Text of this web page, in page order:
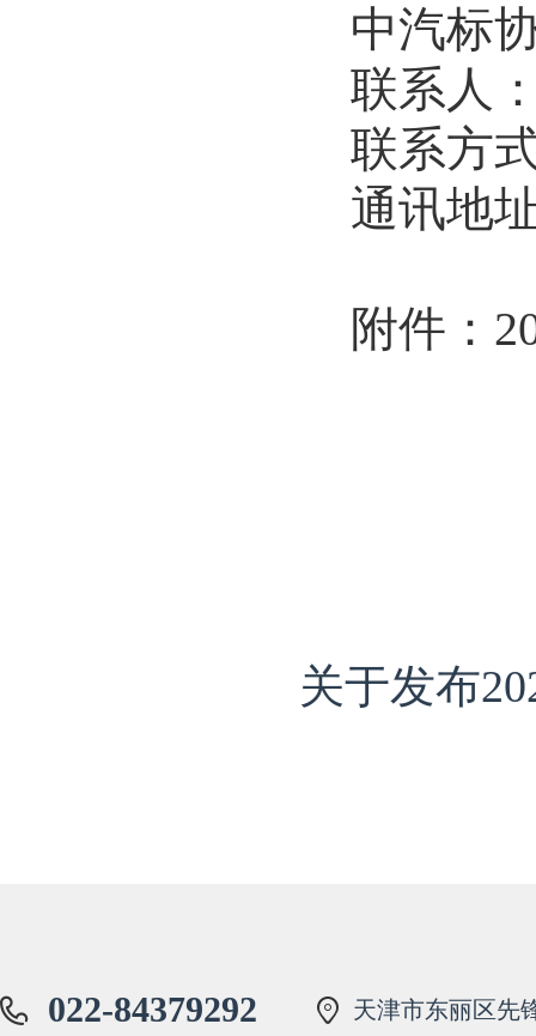
中汽标
联系人
联系方
通讯地
附件：
关于发布
022-84379292 天津市东丽区先